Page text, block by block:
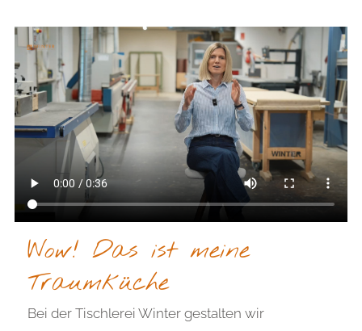
Wow! Das ist meine
Traumküche
Bei der Tischlerei Winter gestalten wir